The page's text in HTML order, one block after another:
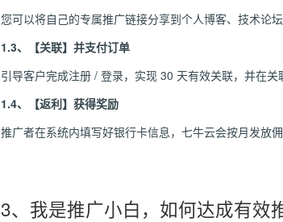
您可以将自己的专属推广链接分享到个人博客、技术论
1.3、【关联】并支付订单
引导客户完成注册 / 登录，实现 30 天有效关联，并在关
1.4、【返利】获得奖励
推广者在系统内填写好银行卡信息，七牛云会按月发放
3、我是推广小白，如何达成有效